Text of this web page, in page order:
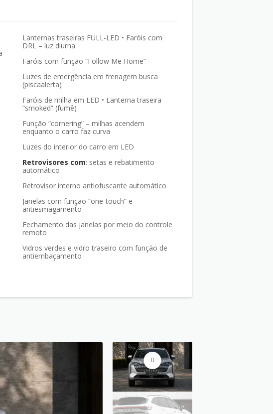
Lanternas traseiras FULL-LED • Faróis com
DRL – luz diurna
Faróis com função “Follow Me Home”
Luzes de emergência em frenagem busca
(piscaalerta)
Faróis de milha em LED • Lanterna traseira
“smoked” (fumê)
Função “cornering” – milhas acendem
enquanto o carro faz curva
Luzes do interior do carro em LED
Retrovisores com: setas e rebatimento
automático
Retrovisor interno antiofuscante automático
Janelas com função “one-touch” e
antiesmagamento
Fechamento das janelas por meio do controle
remoto
Vidros verdes e vidro traseiro com função de
antiembaçamento